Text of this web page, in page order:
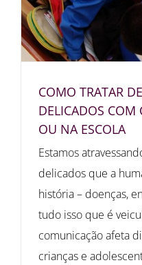
COMO TRATAR
DELICADOS COM
OU NA ESCOLA
Estamos
delicados que a
história – doenças,
tudo isso que é
comunicação afeta
crianças e